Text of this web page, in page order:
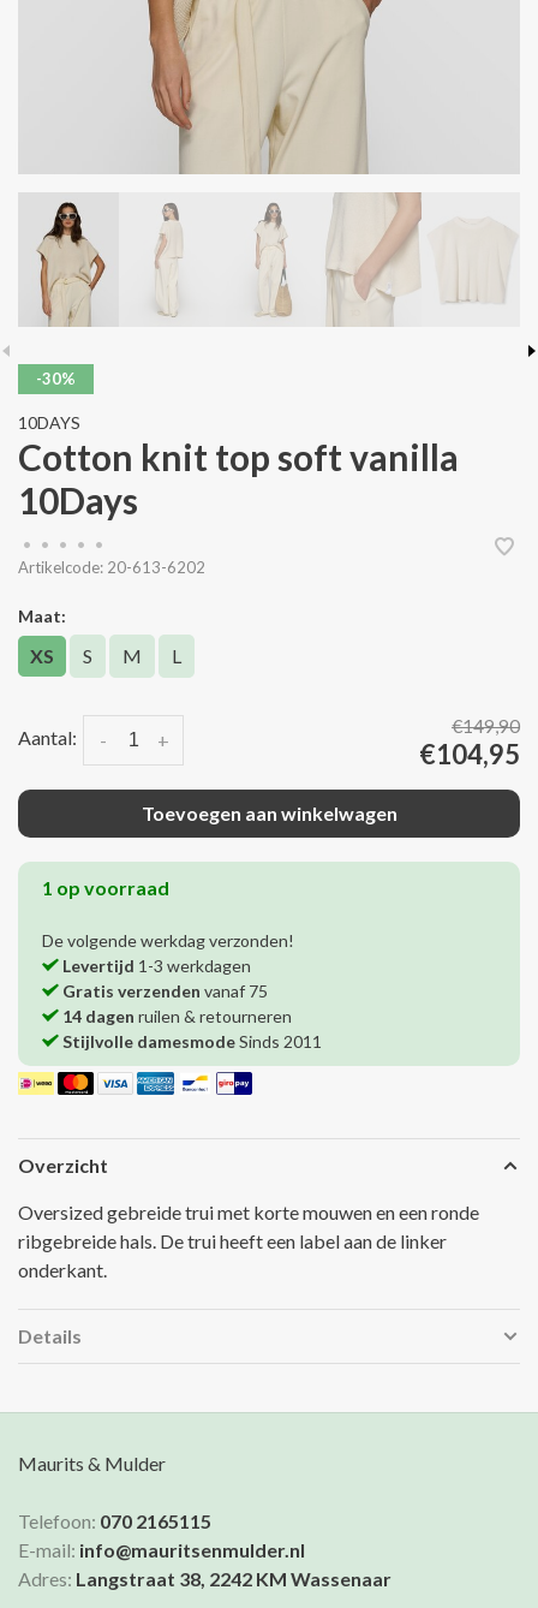
-30%
10DAYS
Cotton knit top soft vanilla
10Days
• • • •
•
Artikelcode: 20-613-6202
Maat:
XS S M L
Aantal: +
-
€149,90
€104,95
Toevoegen aan winkelwagen
1 op voorraad
De volgende werkdag verzonden!
Levertijd 1-3 werkdagen
Gratis verzenden vanaf 75
14 dagen ruilen & retourneren
Stijlvolle damesmodeSinds 2011
Overzicht
Oversized gebreide trui met korte mouwen en een ronde
ribgebreide hals. De trui heeft een label aan de linker
onderkant.
Details
Maurits & Mulder
Telefoon: 070 2165115
E-mail: info@mauritsenmulder.nl
Adres: Langstraat 38, 2242 KM Wassenaar